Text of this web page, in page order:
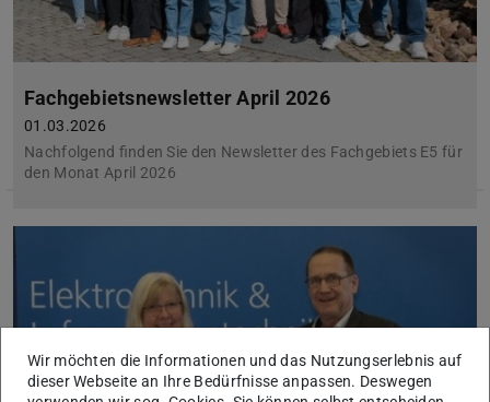
Fachgebietsnewsletter April 2026
01.03.2026
Nachfolgend finden Sie den Newsletter des Fachgebiets E5 für
den Monat April 2026
Wir möchten die Informationen und das Nutzungserlebnis auf
dieser Webseite an Ihre Bedürfnisse anpassen. Deswegen